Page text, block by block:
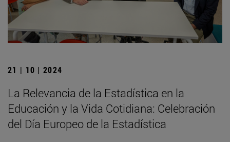
21 | 10 | 2024
La Relevancia de la Estadística en la
Educación y la Vida Cotidiana: Celebración
del Día Europeo de la Estadística